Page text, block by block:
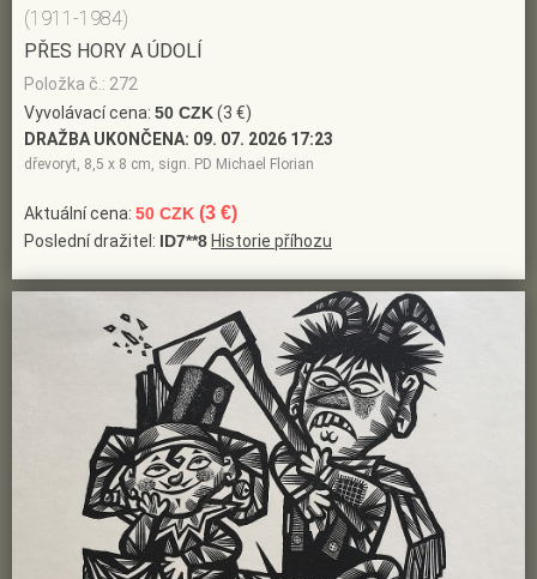
(1911-1984)
PŘES HORY A ÚDOLÍ
Položka č.: 272
Vyvolávací cena: 50 CZK(3 €)
DRAŽBA UKONČENA: 09. 07. 2026 17:23
dřevoryt, 8,5 x 8 cm, sign. PD Michael Florian
Aktuální cena: 50 CZK (3 €)
Poslední dražitel: ID7**8 Historie příhozu